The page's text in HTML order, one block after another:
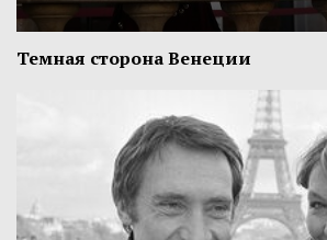
Темная сторона Венеции